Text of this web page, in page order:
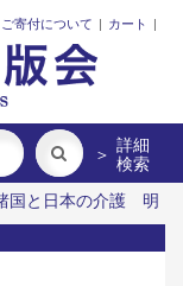
ご寄付について | カート |
＞ 詳細
検索
国と日本の介護
明
を彩る香りの記憶
清代珠江デルタ図甲